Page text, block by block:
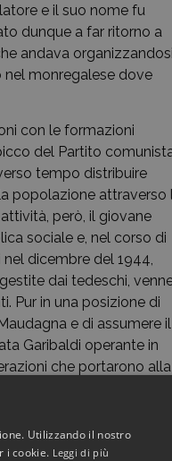
e il suo nome fu
dunque a far ritorno a
andava organizzandosi
nel monregalese dove
con le formazioni
del Partito
tempo distribuire
popolazione attraverso
però, il giovane
sociale e, nel corso di
dicembre del 1944,
dai tedeschi,
Pur in una posizione di
e di assumere il
Garibaldi operante in
che portarono alla
Camera del lavoro di
Utilizzando il nostro
i cookie. Leggi di più